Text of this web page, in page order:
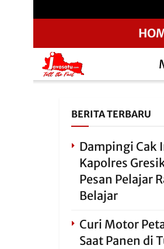
BERITA TERBARU
Dampingi Cak
Kapolres
Pesan Pelajar
Belajar
Curi Motor
Saat Panen di